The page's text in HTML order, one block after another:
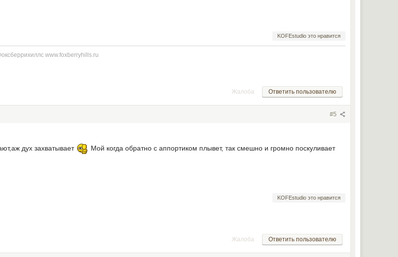
KOFEstudio это нравится
www.foxberryhills.ru
Ответить пользователю
Жалоба
#5
дух захватывает Мой когда обратно с аппортиком плывет, так смешно и громно поскуливает
KOFEstudio это нравится
Ответить пользователю
Жалоба